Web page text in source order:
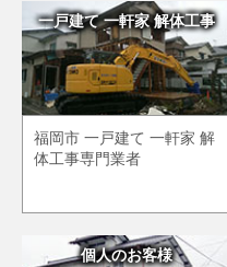
一戸建て 一軒家 解体工事
福岡市 一戸建て 一軒家 解
体工事専門業者
個人のお客様